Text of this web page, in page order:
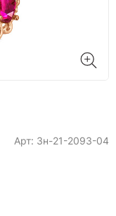
Арт: 3н-21-2093-04